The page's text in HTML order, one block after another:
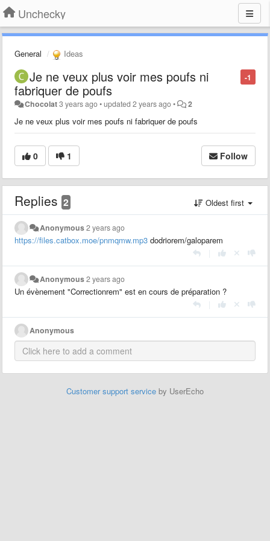
Unchecky
General Ideas
-1
Je ne veux plus voir mes poufs ni
fabriquer de poufs
Chocolat3 years ago•updated2 years ago• 2
Je ne veux plus voir mes poufs ni fabriquer de poufs
0 1 Follow
Replies 2 Oldest first
Anonymous2 years ago
https://files.catbox.moe/pnmqmw.mp3 dodriorem/galoparem
Anonymous2 years ago
Un évènement "Correctionrem" est en cours de préparation ?
Anonymous
Customer support service by UserEcho